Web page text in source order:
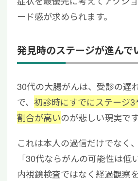
ード感が求められます。
発見時のステージが進んで
30代の大腸がんは、受診の遅
で、 初診時にすでにステージ3
割合が高いのが悲しい現実です
これは本人の過信だけでなく
「30代ならがんの可能性は低
内視鏡検査ではなく経過観察